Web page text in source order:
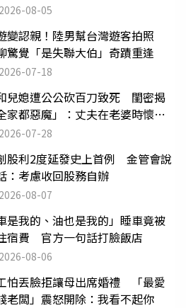
2026-08-05
變認親！陸男幫台灣遊客拍照
驚覺「是失聯大伯」奇蹟重逢
2026-07-18
兒媳遭公公砍百刀致死 閨密揭
家都惡魔」：丈夫在老婆時懷孕
西
2026-07-28
股利2度延發史上首例 金管會說
：考慮收回股務自辦
2026-08-07
是我的、油也是我的」睡車竟被
宿費 官方一句話打臉飯店
2026-08-06
怕丟臉拒讓母出席婚禮 「最愛
老闆」震怒開除：我看不起你